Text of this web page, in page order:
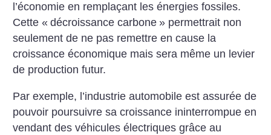
l’économie en remplaçant les énergies fossiles.
Cette « décroissance carbone » permettrait non
seulement de ne pas remettre en cause la
croissance économique mais sera même un levier
de production futur.
Par exemple, l’industrie automobile est assurée de
pouvoir poursuivre sa croissance ininterrompue en
vendant des véhicules électriques grâce au